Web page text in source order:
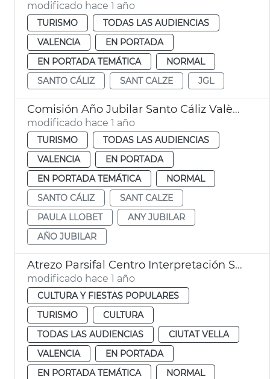
modificado hace 1 año
TURISMO
TODAS LAS AUDIENCIAS
VALENCIA
EN PORTADA
EN PORTADA TEMÁTICA
NORMAL
SANTO CÁLIZ
SANT CALZE JGL
Comisión Año Jubilar Santo Cáliz València
modificado hace 1 año
TURISMO
TODAS LAS AUDIENCIAS
VALENCIA
EN PORTADA
EN PORTADA TEMÁTICA
NORMAL
SANTO CÁLIZ
SANT CALZE
PAULA LLOBET
ANY JUBILAR
AÑO JUBILAR
Atrezo Parsifal Centro Interpretación Santo Cáliz
modificado hace 1 año
CULTURA Y FIESTAS POPULARES
TURISMO
CULTURA
TODAS LAS AUDIENCIAS
CIUTAT VELLA
VALENCIA
EN PORTADA
EN PORTADA TEMÁTICA
NORMAL